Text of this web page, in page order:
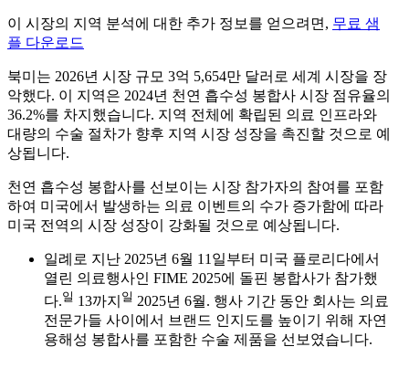
이 시장의 지역 분석에 대한 추가 정보를 얻으려면, 무료 샘
플 다운로드
북미는 2026년 시장 규모 3억 5,654만 달러로 세계 시장을 장
악했다. 이 지역은 2024년 천연 흡수성 봉합사 시장 점유율의
36.2%를 차지했습니다. 지역 전체에 확립된 의료 인프라와
대량의 수술 절차가 향후 지역 시장 성장을 촉진할 것으로 예
상됩니다.
천연 흡수성 봉합사를 선보이는 시장 참가자의 참여를 포함
하여 미국에서 발생하는 의료 이벤트의 수가 증가함에 따라
미국 전역의 시장 성장이 강화될 것으로 예상됩니다.
일례로 지난 2025년 6월 11일부터 미국 플로리다에서
열린 의료행사인 FIME 2025에 돌핀 봉합사가 참가했
다.일 13까지 일 2025년 6월. 행사 기간 동안 회사는 의료
전문가들 사이에서 브랜드 인지도를 높이기 위해 자연
용해성 봉합사를 포함한 수술 제품을 선보였습니다.